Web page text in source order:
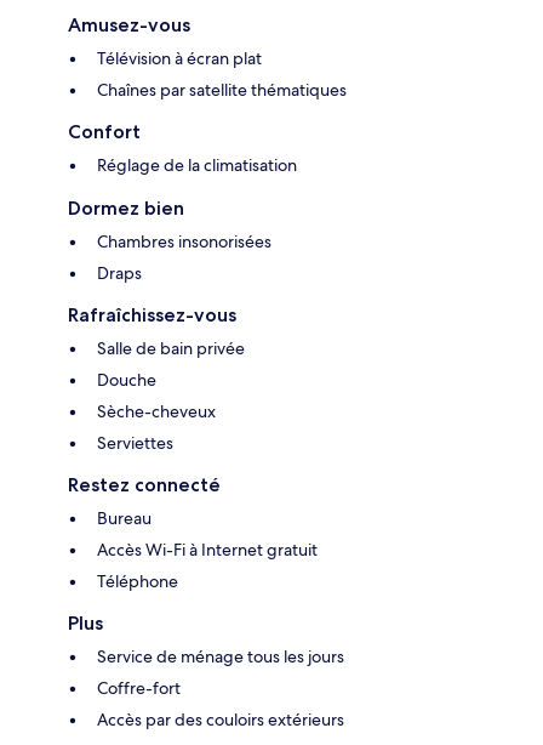
Amusez-vous
Télévision à écran plat
Chaînes par satellite thématiques
Confort
Réglage de la climatisation
Dormez bien
Chambres insonorisées
Draps
Rafraîchissez-vous
Salle de bain privée
Douche
Sèche-cheveux
Serviettes
Restez connecté
Bureau
Accès Wi-Fi à Internet gratuit
Téléphone
Plus
Service de ménage tous les jours
Coffre-fort
Accès par des couloirs extérieurs